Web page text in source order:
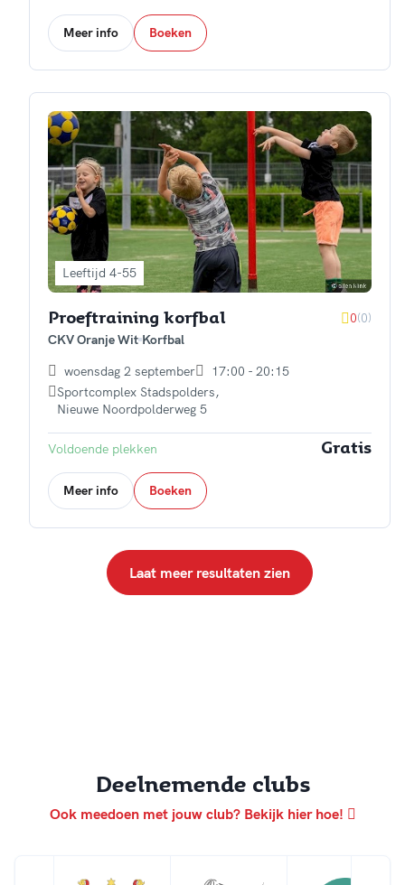
Meer info Boeken
Leeftijd 4-55
Proeftraining korfbal 0(0)
CKV Oranje Wit Korfbal
woensdag 2 september
17:00 - 20:15
Sportcomplex Stadspolders,
Nieuwe Noordpolderweg 5
Voldoende plekken Gratis
Meer info Boeken
Laat meer resultaten zien
Deelnemende clubs
Ook meedoen met jouw club? Bekijk hier hoe!